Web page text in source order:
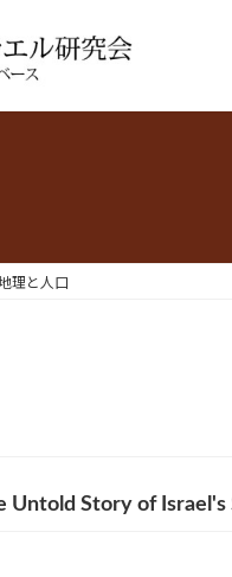
理と人口
Untold Story of